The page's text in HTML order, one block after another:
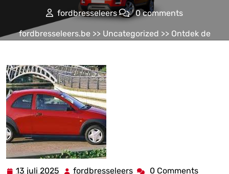
fordbresseleers 0 comments
fordbresseleers.be>> Uncategorized >> Ontdek de
13 juli 2025 13 fordbresseleers fordbresseleers
0 Comments